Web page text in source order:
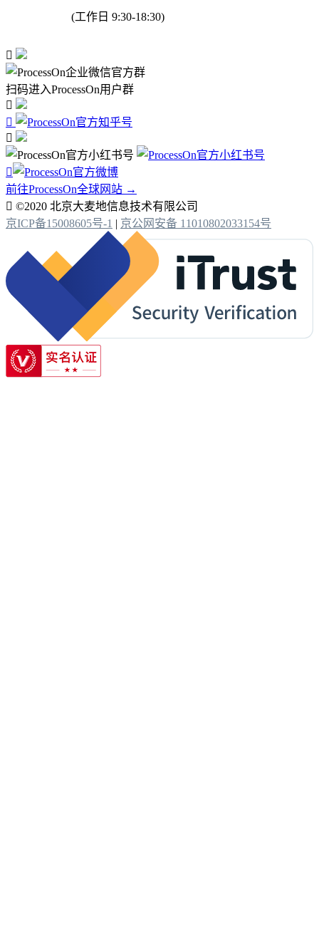
(工作日 9:30-18:30)

扫码进入ProcessOn用户群




前往ProcessOn全球网站 →
 ©2020 北京大麦地信息技术有限公司
京ICP备15008605号-1 | 京公网安备 11010802033154号